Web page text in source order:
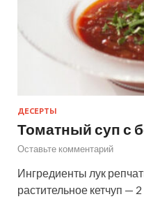
ДЕСЕРТЫ
Томатный суп с
Оставьте комментарий
Ингредиенты лук
растительное кетчуп —